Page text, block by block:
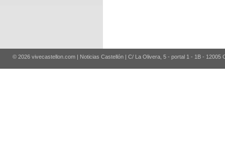
© 2026 vivecastellon.com | Noticias Castellón | C/ La Olivera, 5 - portal 1 - 1B - 12005